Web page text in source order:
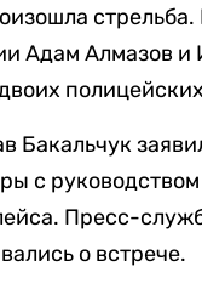
Адам Алмазов и
Бакальчук
с
Пресс-
о встрече.